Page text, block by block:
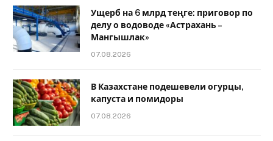
Ущерб на 6 млрд теңге: приговор по
делу о водоводе «Астрахань –
Мангышлак»
07.08.2026
В Казахстане подешевели огурцы,
капуста и помидоры
07.08.2026